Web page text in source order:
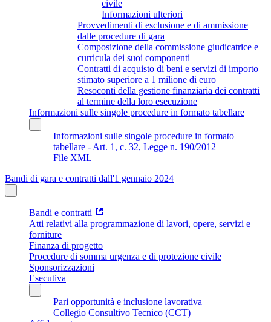
civile
Informazioni ulteriori
Provvedimenti di esclusione e di ammissione
dalle procedure di gara
Composizione della commissione giudicatrice e
curricula dei suoi componenti
Contratti di acquisto di beni e servizi di importo
stimato superiore a 1 milione di euro
Resoconti della gestione finanziaria dei contratti
al termine della loro esecuzione
Informazioni sulle singole procedure in formato tabellare
Informazioni sulle singole procedure in formato
tabellare - Art. 1, c. 32, Legge n. 190/2012
File XML
Bandi di gara e contratti dall'1 gennaio 2024
Bandi e contratti
Atti relativi alla programmazione di lavori, opere, servizi e
forniture
Finanza di progetto
Procedure di somma urgenza e di protezione civile
Sponsorizzazioni
Esecutiva
Pari opportunità e inclusione lavorativa
Collegio Consultivo Tecnico (CCT)